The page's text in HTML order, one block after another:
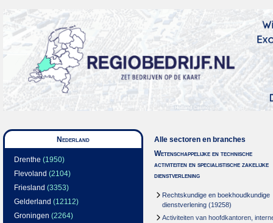
Nederland
Drenthe (1950)
Flevoland (2104)
Friesland (3353)
Gelderland (12112)
Groningen (2264)
Alle sectoren en branches
Wetenschappelijke en technische
activiteiten en specialistische zakelijke
dienstverlening
Rechtskundige en boekhoudkundige
dienstverlening (19258)
Activiteiten van hoofdkantoren,